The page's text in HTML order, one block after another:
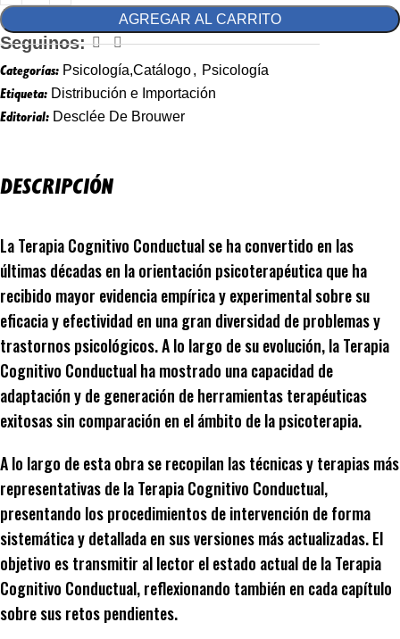
AGREGAR AL CARRITO
Seguinos:
Categorías: Psicología,Catálogo, Psicología
Etiqueta: Distribución e Importación
Editorial: Desclée De Brouwer
DESCRIPCIÓN
La Terapia Cognitivo Conductual se ha convertido en las
últimas décadas en la orientación psicoterapéutica que ha
recibido mayor evidencia empírica y experimental sobre su
eficacia y efectividad en una gran diversidad de problemas y
trastornos psicológicos. A lo largo de su evolución, la Terapia
Cognitivo Conductual ha mostrado una capacidad de
adaptación y de generación de herramientas terapéuticas
exitosas sin comparación en el ámbito de la psicoterapia.
A lo largo de esta obra se recopilan las técnicas y terapias más
representativas de la Terapia Cognitivo Conductual,
presentando los procedimientos de intervención de forma
sistemática y detallada en sus versiones más actualizadas. El
objetivo es transmitir al lector el estado actual de la Terapia
Cognitivo Conductual, reflexionando también en cada capítulo
sobre sus retos pendientes.